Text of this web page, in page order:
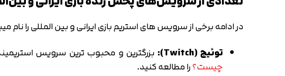
در ادامه برخی از سرویس های استریم بازی ایرانی و بین المللی را نام
توئیچ (Twitch):
بزرگترین و محبوب ترین سرویس استریمینگ که توسط آمازون در
چیست؟را مطالعه کنید.